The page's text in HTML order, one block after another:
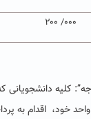
۰۰۰/ ۲۰۰
کلیه دانشجویانی
واحد خود، اقدام به